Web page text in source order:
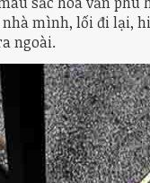
mình, lối đi lại,
ngoài.